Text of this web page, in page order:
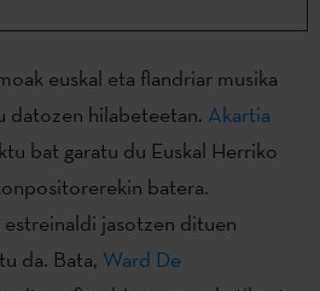
euskal eta flandriar musika
datozen hilabeteetan. Akartia
bat garatu du Euskal Herriko
batera.
jasotzen dituen
da. Bata, Ward De